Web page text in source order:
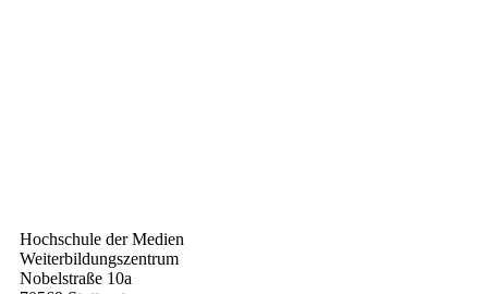
Hochschule der Medien
Weiterbildungszentrum
Nobelstraße 10a